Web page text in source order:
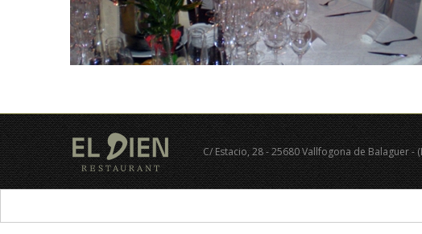
C/ Estacio, 28 - 25680 Vallfogona de Balaguer -